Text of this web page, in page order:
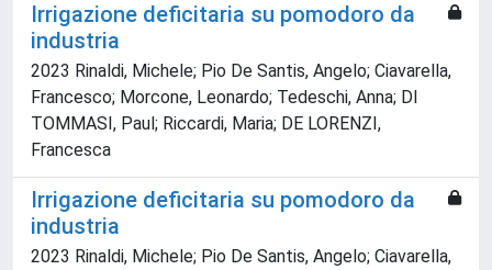
Irrigazione deficitaria su pomodoro da
industria
2023 Rinaldi, Michele; Pio De Santis, Angelo; Ciavarella,
Francesco; Morcone, Leonardo; Tedeschi, Anna; DI
TOMMASI, Paul; Riccardi, Maria; DE LORENZI,
Francesca
Irrigazione deficitaria su pomodoro da
industria
2023 Rinaldi, Michele; Pio De Santis, Angelo; Ciavarella,